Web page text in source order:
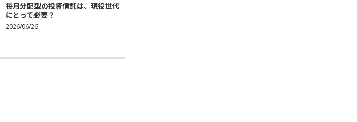
毎月分配型の投資信託は、現役世代
にとって必要？
2026/06/26